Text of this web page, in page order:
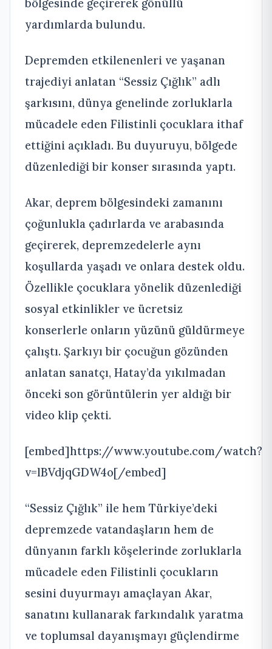
bölgesinde geçirerek gönüllü
yardımlarda bulundu.
Depremden etkilenenleri ve yaşanan
trajediyi anlatan “Sessiz Çığlık” adlı
şarkısını, dünya genelinde zorluklarla
mücadele eden Filistinli çocuklara ithaf
ettiğini açıkladı. Bu duyuruyu, bölgede
düzenlediği bir konser sırasında yaptı.
Akar, deprem bölgesindeki zamanını
çoğunlukla çadırlarda ve arabasında
geçirerek, depremzedelerle aynı
koşullarda yaşadı ve onlara destek oldu.
Özellikle çocuklara yönelik düzenlediği
sosyal etkinlikler ve ücretsiz
konserlerle onların yüzünü güldürmeye
çalıştı. Şarkıyı bir çocuğun gözünden
anlatan sanatçı, Hatay’da yıkılmadan
önceki son görüntülerin yer aldığı bir
video klip çekti.
[embed]https://www.youtube.com/watch?
v=lBVdjqGDW4o[/embed]
“Sessiz Çığlık” ile hem Türkiye’deki
depremzede vatandaşların hem de
dünyanın farklı köşelerinde zorluklarla
mücadele eden Filistinli çocukların
sesini duyurmayı amaçlayan Akar,
sanatını kullanarak farkındalık yaratma
ve toplumsal dayanışmayı güçlendirme